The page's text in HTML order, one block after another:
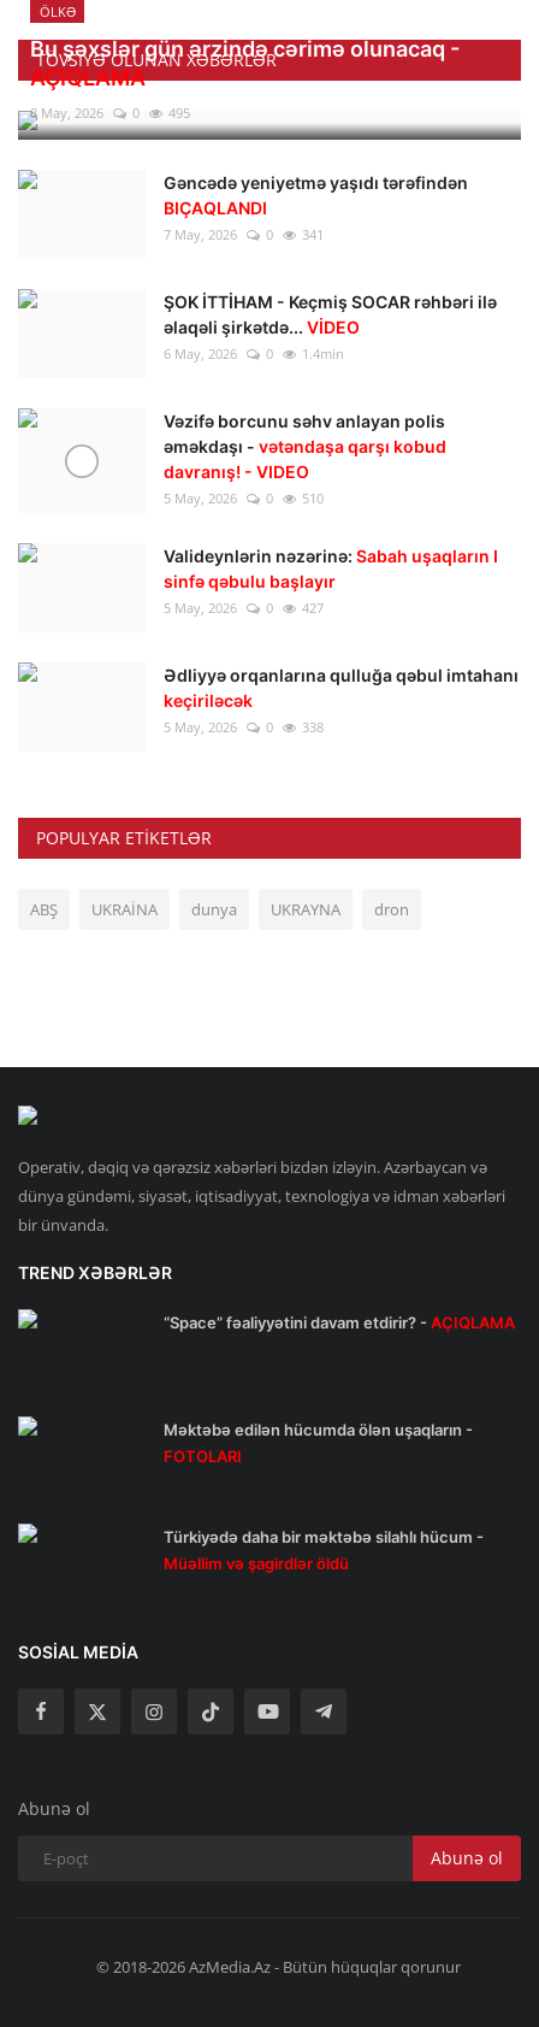
TÖVSIYƏ OLUNAN XƏBƏRLƏR
ÖLKƏ
Bu şəxslər gün ərzində cərimə olunacaq -
AÇIQLAMA
8 May, 2026 0 495
Gəncədə yeniyetmə yaşıdı tərəfindən
BIÇAQLANDI
7 May, 2026 0 341
ŞOK İTTİHAM - Keçmiş SOCAR rəhbəri ilə
əlaqəli şirkətdə... VİDEO
6 May, 2026 0 1.4min
Vəzifə borcunu səhv anlayan polis
əməkdaşı - vətəndaşa qarşı kobud
davranış! - VIDEO
5 May, 2026 0 510
Valideynlərin nəzərinə: Sabah uşaqların I
sinfə qəbulu başlayır
5 May, 2026 0 427
Ədliyyə orqanlarına qulluğa qəbul imtahanı
keçiriləcək
5 May, 2026 0 338
POPULYAR ETIKETLƏR
ABŞ UKRAİNA dunya UKRAYNA dron
Operativ, dəqiq və qərəzsiz xəbərləri bizdən izləyin. Azərbaycan və
dünya gündəmi, siyasət, iqtisadiyyat, texnologiya və idman xəbərləri
bir ünvanda.
TREND XƏBƏRLƏR
“Space” fəaliyyətini davam etdirir? -AÇIQLAMA
Məktəbə edilən hücumda ölən uşaqların -
FOTOLARI
Türkiyədə daha bir məktəbə silahlı hücum -
Müəllim və şagirdlər öldü
SOSIAL MEDIA
Abunə ol
Abunə ol
© 2018-2026 AzMedia.Az - Bütün hüquqlar qorunur